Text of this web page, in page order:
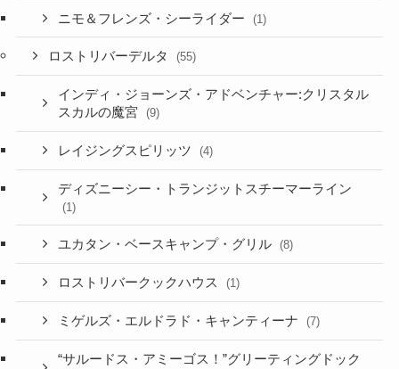
ニモ＆フレンズ・シーライダー (1)
ロストリバーデルタ (55)
インディ・ジョーンズ・アドベンチャー:クリスタル
スカルの魔宮
(9)
レイジングスピリッツ (4)
ディズニーシー・トランジットスチーマーライン
(1)
ユカタン・ベースキャンプ・グリル (8)
ロストリバークックハウス (1)
ミゲルズ・エルドラド・キャンティーナ (7)
“サルードス・アミーゴス！”グリーティングドック